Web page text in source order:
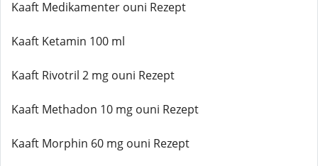
Kaaft Medikamenter ouni Rezept
Kaaft Ketamin 100 ml
Kaaft Rivotril 2 mg ouni Rezept
Kaaft Methadon 10 mg ouni Rezept
Kaaft Morphin 60 mg ouni Rezept